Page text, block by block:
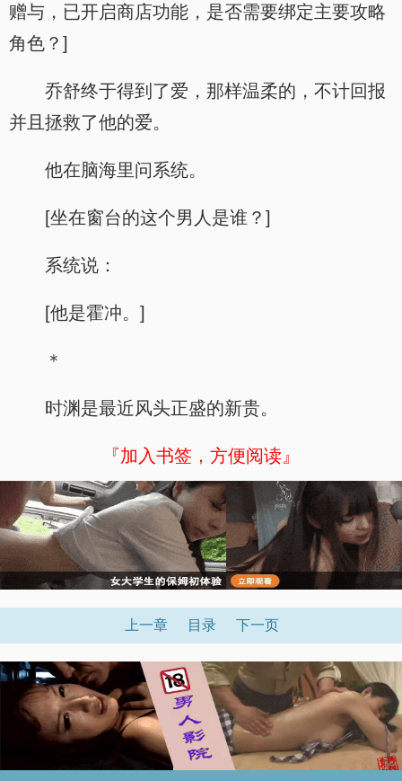
赠与，已开启商店功能，是否需要绑定主要攻略
角色？]
乔舒终于得到了爱，那样温柔的，不计回报
并且拯救了他的爱。
他在脑海里问系统。
[坐在窗台的这个男人是谁？]
系统说：
[他是霍冲。]
＊
时渊是最近风头正盛的新贵。
『加入书签，方便阅读』
上一章 目录 下一页